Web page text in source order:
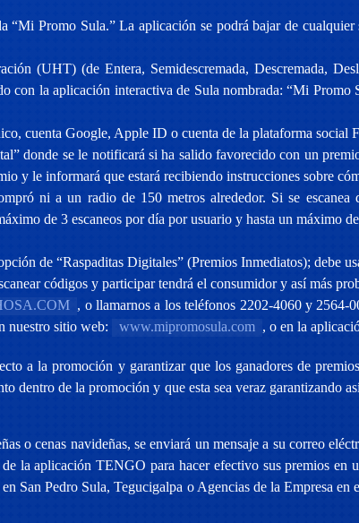
Promo Sula.” La aplicación se podrá bajar de
(UHT) (de Entera, Semidescremada, Descremada,
con la aplicación interactiva de Sula nombrada: “Mi
cuenta Google, Apple ID o cuenta de la plataforma social
donde se le notificará si ha salido favorecido con un
y le informará que estará recibiendo instrucciones sobre
ni a un radio de 150 metros alrededor. Si se
de 3 escaneos por día por usuario y hasta un máximo
de “Raspaditas Digitales” (Premios Inmediatos); debe
códigos y participar tendrá el consumidor y así más
, o llamarnos a los teléfonos 2202-4060 y 2564-
nuestro sitio web:
www.mipromosula.com , o en la
a la promoción y garantizar que los ganadores de
dentro de la promoción y que esta sea veraz garantizando
o cenas navideñas, se enviará un mensaje a su correo
la aplicación TENGO para hacer efectivo sus premios
San Pedro Sula, Tegucigalpa o Agencias de la Empresa